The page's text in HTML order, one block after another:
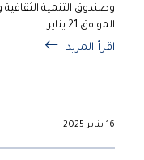
وصندوق التنمية الثقافية
الموافق 21 يناير...
اقرأ المزيد
16 يناير 2025